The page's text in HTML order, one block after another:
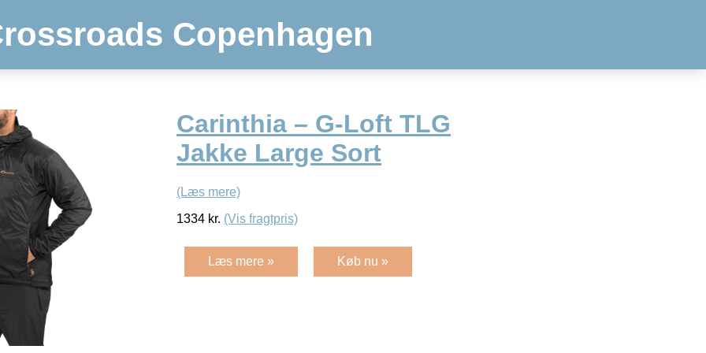
Copenhagen
Carinthia – G-Loft TLG
Jakke Large Sort
(Læs mere)
1334 kr. (Vis fragtpris)
Læs mere » Køb nu »